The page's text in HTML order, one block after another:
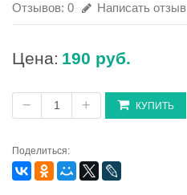
Отзывов: 0 Написать отзыв
Цена: 190 руб.
− + КУПИТЬ
Поделиться: